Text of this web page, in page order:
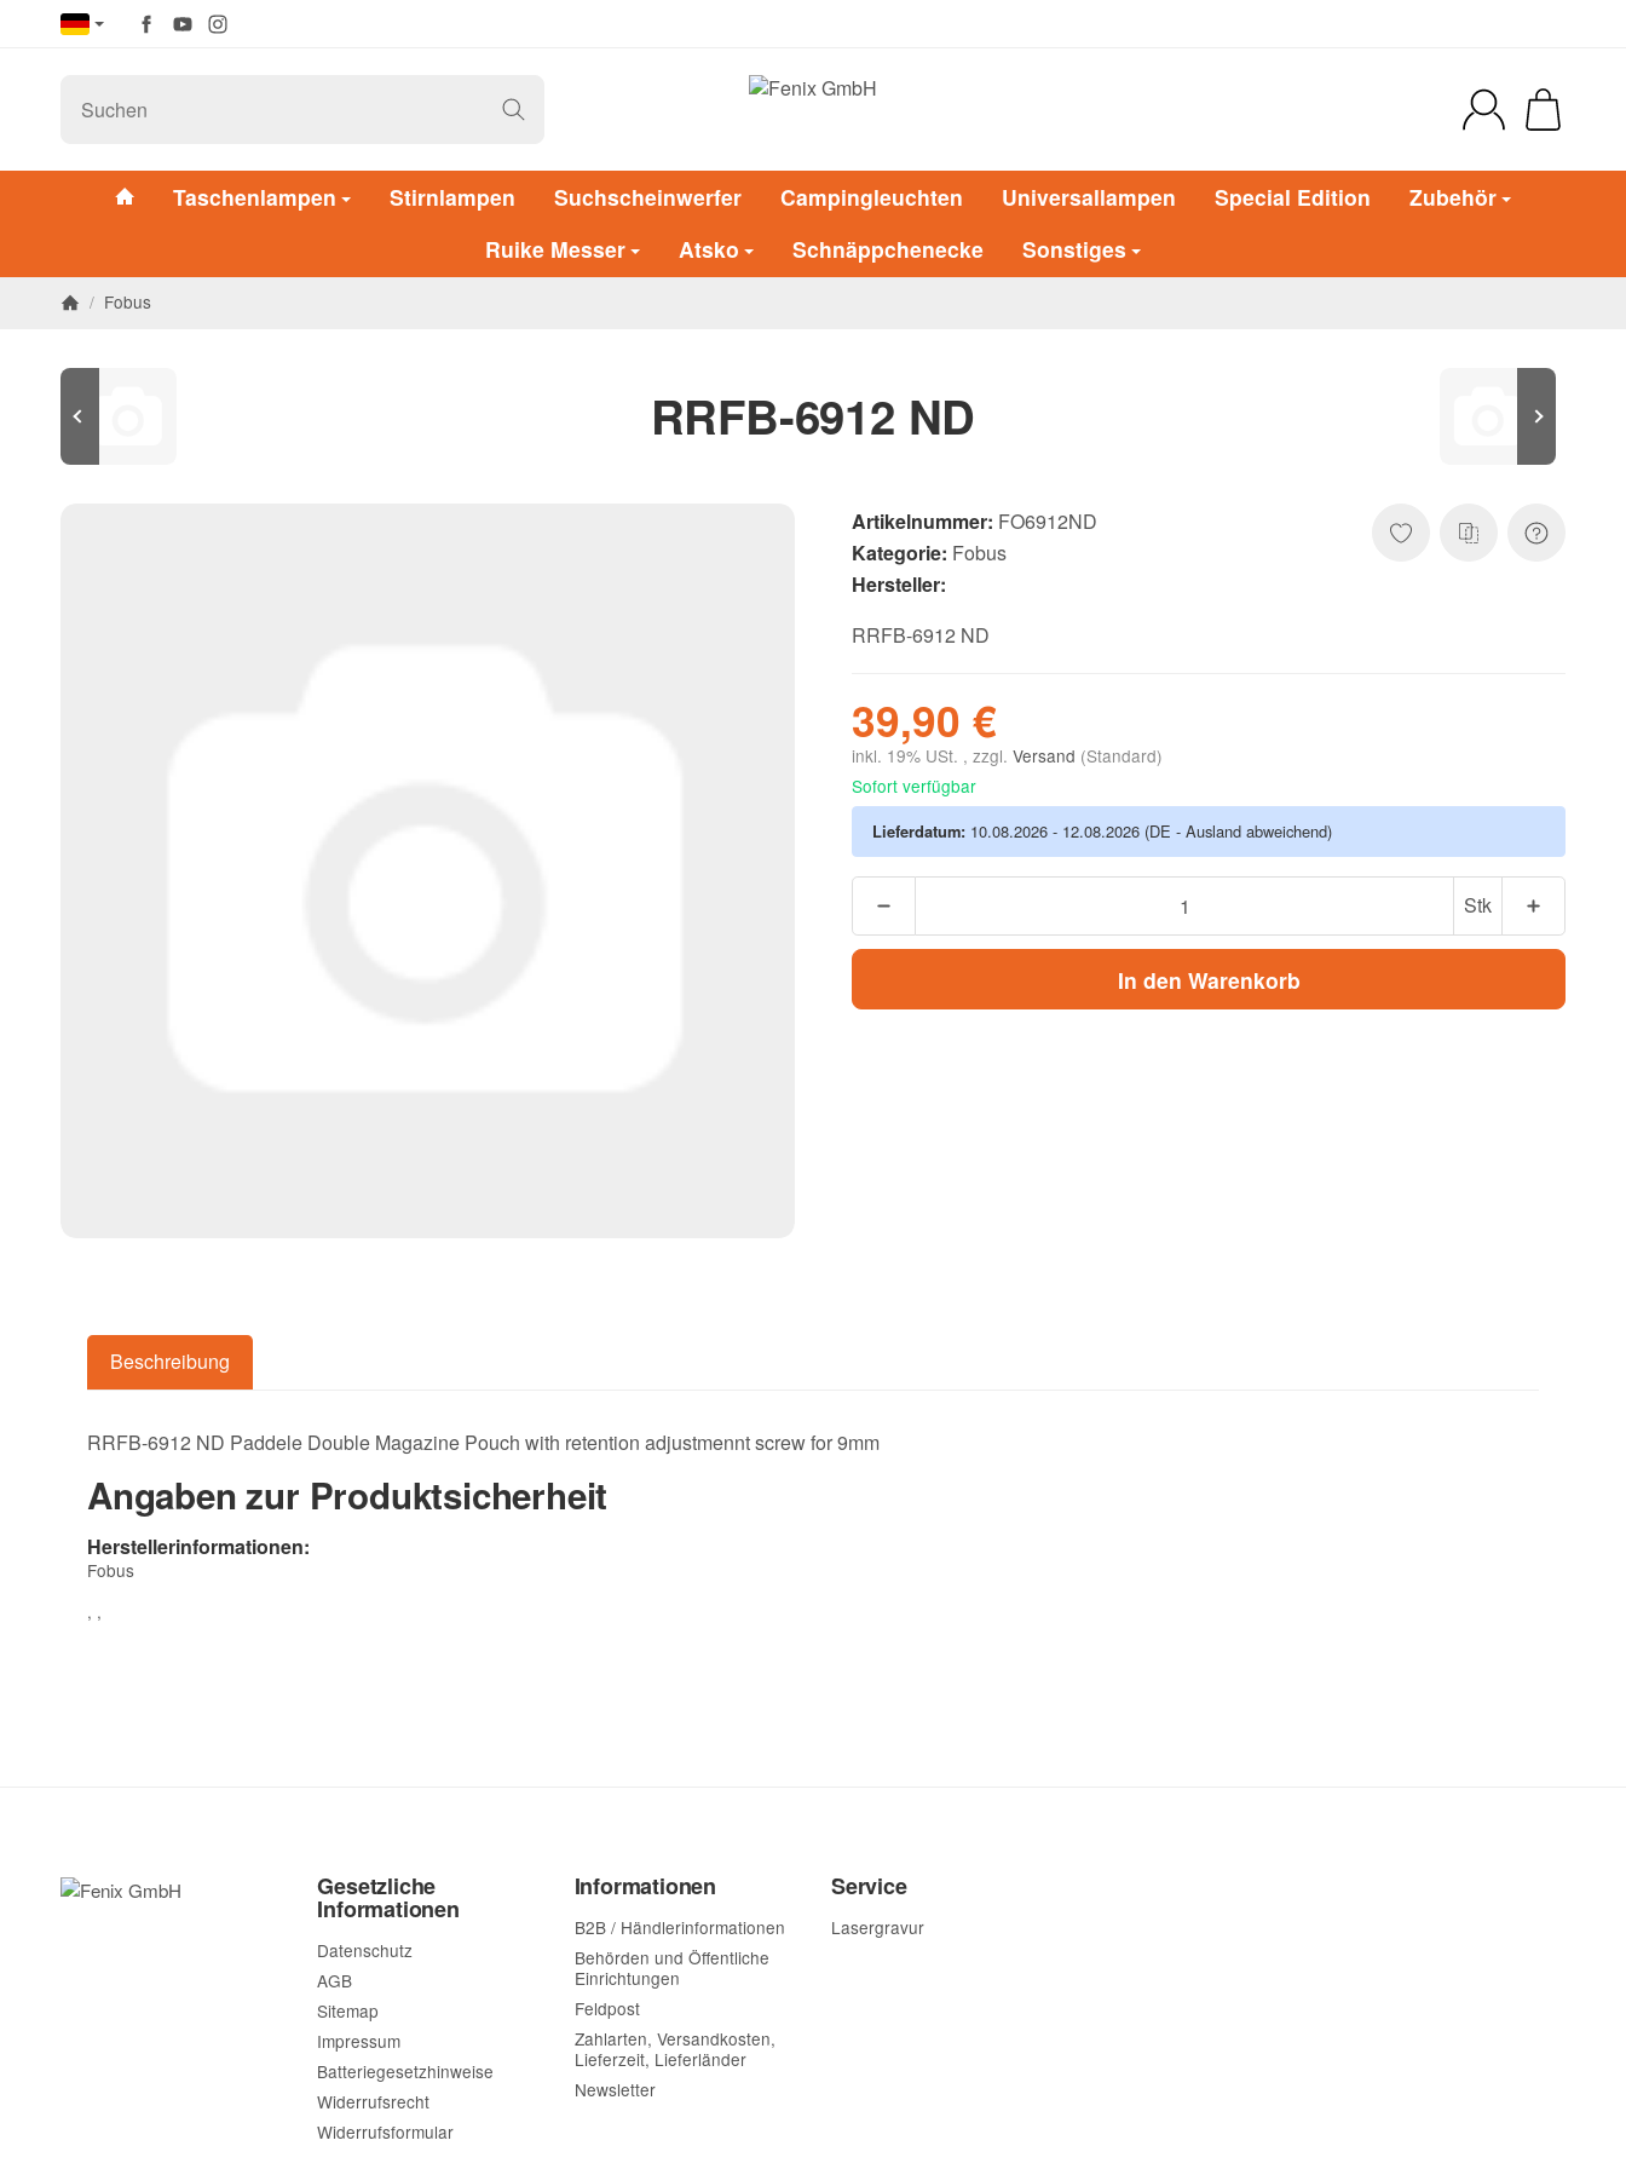
Taschenlampen Stirnlampen Suchscheinwerfer Campingleuchten Universallampen Special Edition
Zubehör
Ruike Messer
Atsko Schnäppchenecke Sonstiges
/ Fobus
RRFB-6912 ND
Artikelnummer: FO6912ND
Kategorie: Fobus
Hersteller:
RRFB-6912 ND
39,90 €
inkl. 19% USt. , zzgl. Versand (Standard)
Sofort verfügbar
Lieferdatum: 10.08.2026 - 12.08.2026 (DE - Ausland abweichend)
Stk
In den Warenkorb
Beschreibung
RRFB-6912 ND Paddele Double Magazine Pouch with retention adjustmennt screw for 9mm
Angaben zur Produktsicherheit
Herstellerinformationen:
Fobus
, ,
Gesetzliche
Informationen
Datenschutz
AGB
Sitemap
Impressum
Batteriegesetzhinweise
Widerrufsrecht
Widerrufsformular
Informationen
B2B / Händlerinformationen
Behörden und Öffentliche
Einrichtungen
Feldpost
Zahlarten, Versandkosten,
Lieferzeit, Lieferländer
Newsletter
Service
Lasergravur